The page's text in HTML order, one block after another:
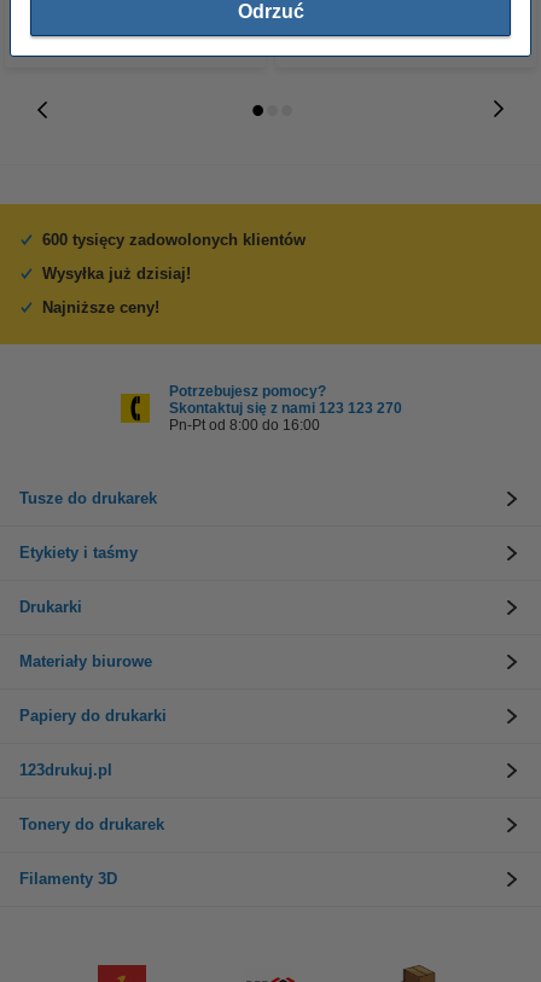
Odrzuć
600 tysięcy zadowolonych klientów
Wysyłka już dzisiaj!
Najniższe ceny!
Potrzebujesz pomocy?
Skontaktuj się z nami 123 123 270
Pn-Pt od 8:00 do 16:00
Tusze do drukarek
Etykiety i taśmy
Drukarki
Materiały biurowe
Papiery do drukarki
123drukuj.pl
Tonery do drukarek
Filamenty 3D